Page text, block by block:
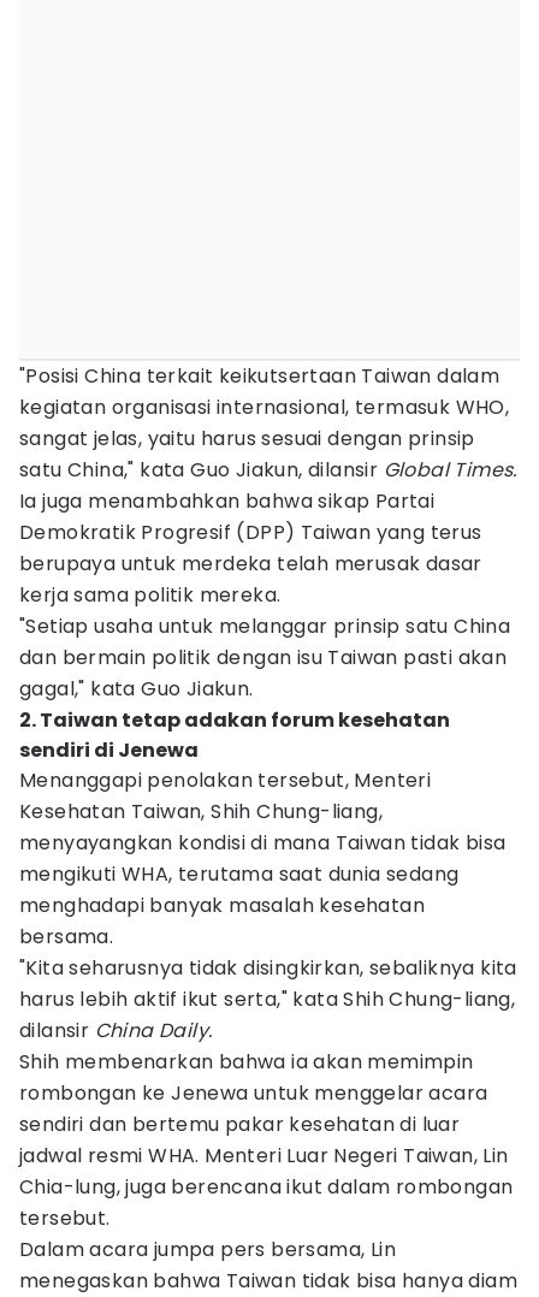
"Posisi China terkait keikutsertaan Taiwan dalam
kegiatan organisasi internasional, termasuk WHO,
sangat jelas, yaitu harus sesuai dengan prinsip
satu China," kata Guo Jiakun, dilansir Global Times.
Ia juga menambahkan bahwa sikap Partai
Demokratik Progresif (DPP) Taiwan yang terus
berupaya untuk merdeka telah merusak dasar
kerja sama politik mereka.
"Setiap usaha untuk melanggar prinsip satu China
dan bermain politik dengan isu Taiwan pasti akan
gagal," kata Guo Jiakun.
2. Taiwan tetap adakan forum kesehatan
sendiri di Jenewa
Menanggapi penolakan tersebut, Menteri
Kesehatan Taiwan, Shih Chung-liang,
menyayangkan kondisi di mana Taiwan tidak bisa
mengikuti WHA, terutama saat dunia sedang
menghadapi banyak masalah kesehatan
bersama.
"Kita seharusnya tidak disingkirkan, sebaliknya kita
harus lebih aktif ikut serta," kata Shih Chung-liang,
dilansir China Daily.
Shih membenarkan bahwa ia akan memimpin
rombongan ke Jenewa untuk menggelar acara
sendiri dan bertemu pakar kesehatan di luar
jadwal resmi WHA. Menteri Luar Negeri Taiwan, Lin
Chia-lung, juga berencana ikut dalam rombongan
tersebut.
Dalam acara jumpa pers bersama, Lin
menegaskan bahwa Taiwan tidak bisa hanya diam